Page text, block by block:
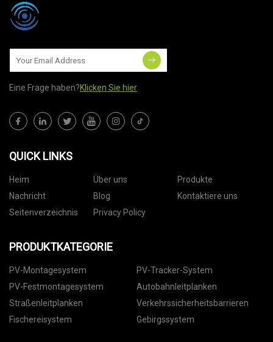
Eine Frage haben?Klicken Sie hier
QUICK LINKS
Heim Über uns
Produkte
Nachricht
Blog
Kontaktiere uns
Seitenverzeichnis
Privacy Policy
PRODUKTKATEGORIE
PV-Montagesystem
PV-Tracker-System
PV-Festmontagesystem
Autobahnleitplanken
Straßenleitplanken
Verkehrssicherheitsbarrieren
Fischereisystem
Gebirgssystem